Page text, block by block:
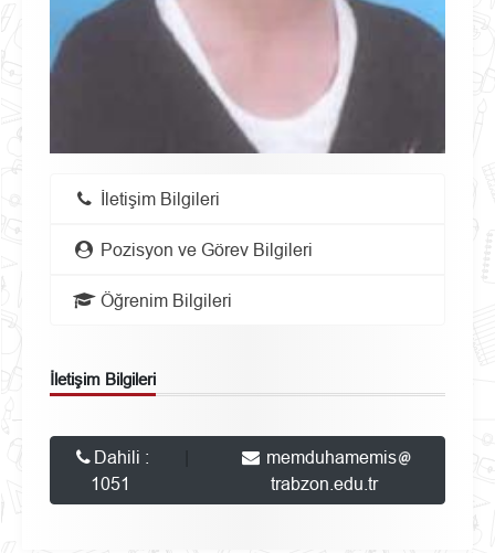
İletişim Bilgileri
Pozisyon ve Görev Bilgileri
Öğrenim Bilgileri
İletişim Bilgileri
Dahili :
1051
memduhamemis
trabzon.edu.tr